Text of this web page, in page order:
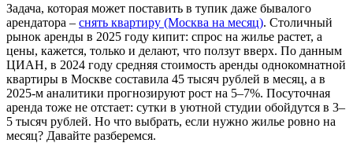
Задача, которая может поставить в тупик даже бывалого
арендатора – снять квартиру (Москва на месяц). Столичный
рынок аренды в 2025 году кипит: спрос на жилье растет, а
цены, кажется, только и делают, что ползут вверх. По данным
ЦИАН, в 2024 году средняя стоимость аренды однокомнатной
квартиры в Москве составила 45 тысяч рублей в месяц, а в
2025-м аналитики прогнозируют рост на 5–7%. Посуточная
аренда тоже не отстает: сутки в уютной студии обойдутся в 3–
5 тысяч рублей. Но что выбрать, если нужно жилье ровно на
месяц? Давайте разберемся.